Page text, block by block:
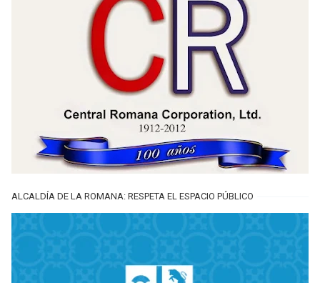
ALCALDÍA DE LA ROMANA: RESPETA EL ESPACIO PÚBLICO